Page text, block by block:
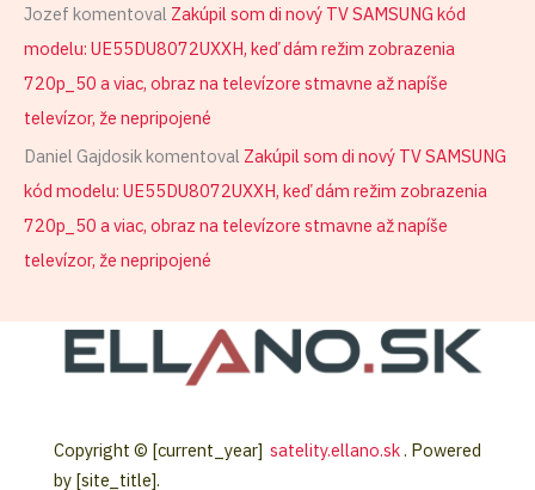
Jozef komentoval Zakúpil som di nový TV SAMSUNG kód
modelu: UE55DU8072UXXH, keď dám režim zobrazenia
720p_50 a viac, obraz na televízore stmavne až napíše
televízor, že nepripojené
Daniel Gajdosikkomentoval Zakúpil som di nový TV SAMSUNG
kód modelu: UE55DU8072UXXH, keď dám režim zobrazenia
720p_50 a viac, obraz na televízore stmavne až napíše
televízor, že nepripojené
Copyright © [current_year] satelity.ellano.sk. Powered
by [site_title].